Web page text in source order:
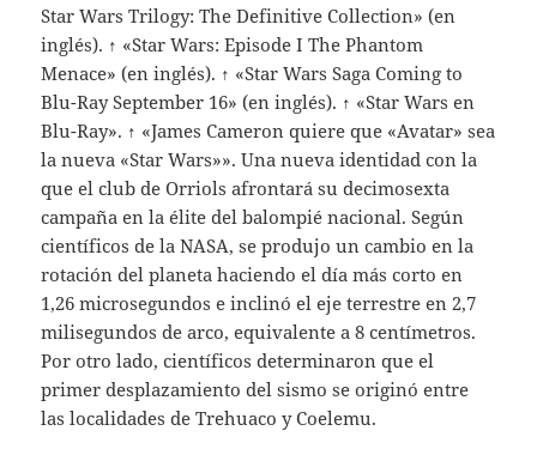
Star Wars Trilogy: The Definitive Collection» (en
inglés). ↑ «Star Wars: Episode I The Phantom
Menace» (en inglés). ↑ «Star Wars Saga Coming to
Blu-Ray September 16» (en inglés). ↑ «Star Wars en
Blu-Ray». ↑ «James Cameron quiere que «Avatar» sea
la nueva «Star Wars»». Una nueva identidad con la
que el club de Orriols afrontará su decimosexta
campaña en la élite del balompié nacional. Según
científicos de la NASA, se produjo un cambio en la
rotación del planeta haciendo el día más corto en
1,26 microsegundos e inclinó el eje terrestre en 2,7
milisegundos de arco, equivalente a 8 centímetros.
Por otro lado, científicos determinaron que el
primer desplazamiento del sismo se originó entre
las localidades de Trehuaco y Coelemu.